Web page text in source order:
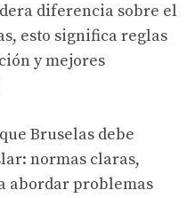
diferencia sobre el
esto significa reglas
y mejores
Bruselas debe
normas claras,
abordar problemas